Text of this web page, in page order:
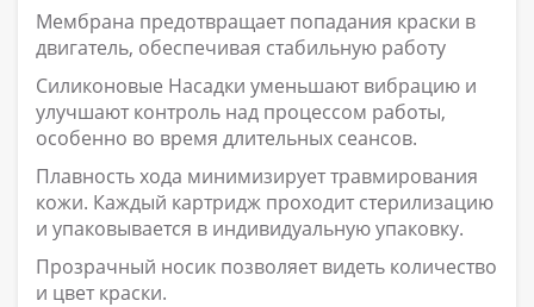
Мембрана предотвращает попадания краски в
двигатель, обеспечивая стабильную работу
Силиконовые Насадки уменьшают вибрацию и
улучшают контроль над процессом работы,
особенно во время длительных сеансов.
Плавность хода минимизирует травмирования
кожи. Каждый картридж проходит стерилизацию
и упаковывается в индивидуальную упаковку.
Прозрачный носик позволяет видеть количество
и цвет краски.